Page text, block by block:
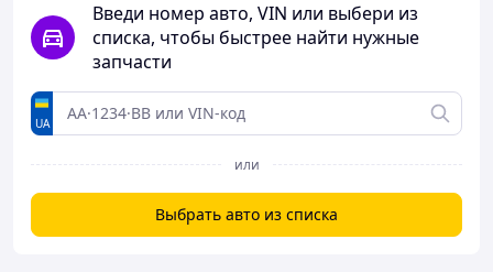
Введи номер авто, VIN или выбери из
списка, чтобы быстрее найти нужные
запчасти
UA
или
Выбрать авто из списка